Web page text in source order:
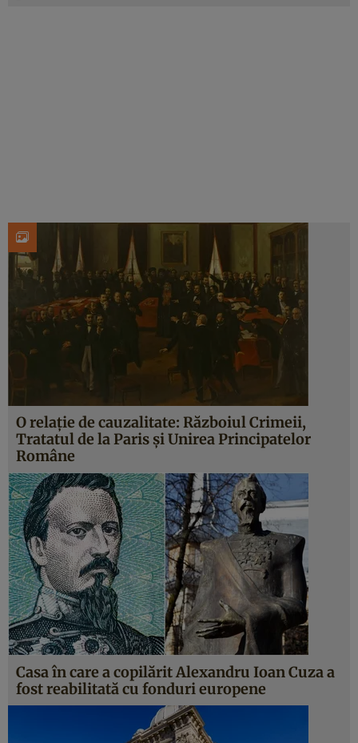
O relație de cauzalitate: Războiul Crimeii,
Tratatul de la Paris și Unirea Principatelor
Române
Casa în care a copilărit Alexandru Ioan Cuza a
fost reabilitată cu fonduri europene